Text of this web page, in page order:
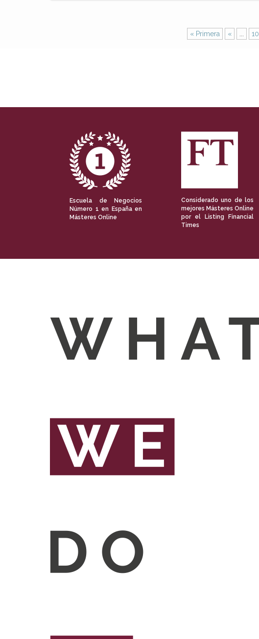
« Primera « 10
Escuela de Negocios
Número 1 en España en
Másteres Online
Considerado uno de los
mejores Másteres Online
por el Listing Financial
Times